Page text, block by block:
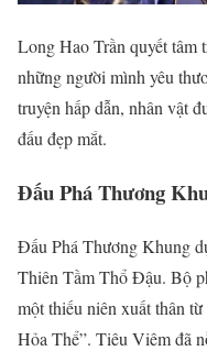
Long Hao Trần quyết tâm
những người mình yêu
truyện hấp dẫn, nhân vật
đấu đẹp mắt.
Đấu Phá Thương
Đấu Phá Thương Khung
Thiên Tầm Thổ Đậu. Bộ
một thiếu niên xuất thân
Hỏa Thể”. Tiêu Viêm đã